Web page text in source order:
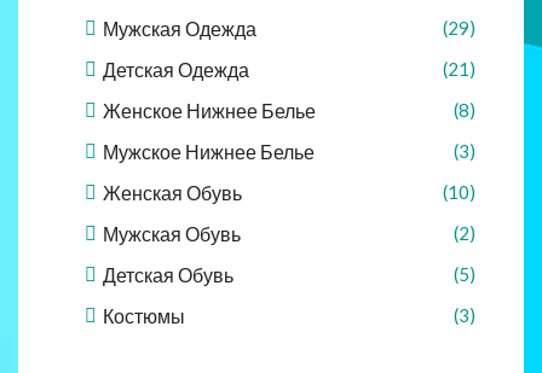
Мужская Одежда (29)
Детская Одежда (21)
Женское Нижнее Белье (8)
Мужское Нижнее Белье (3)
Женская Обувь (10)
Мужская Обувь (2)
Детская Обувь (5)
Костюмы (3)